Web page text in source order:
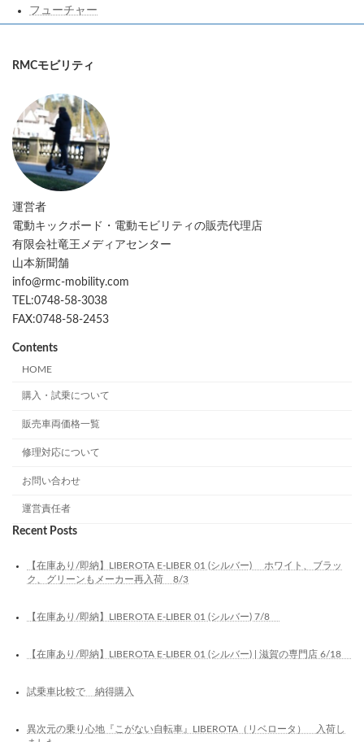
フューチャー
RMCモビリティ
運営者
電動キックボード・電動モビリティの販売代理店
有限会社竜王メディアセンター
山本新聞舗
info@rmc-mobility.com
TEL:0748-58-3038
FAX:0748-58-2453
Contents
HOME
購入・試乗について
販売車両価格一覧
修理対応について
お問い合わせ
運営責任者
Recent Posts
【在庫あり/即納】LIBEROTA E-LIBER 01 (シルバー) ホワイト、ブラッ
ク、グリーンもメーカー再入荷 8/3
【在庫あり/即納】LIBEROTA E-LIBER 01 (シルバー) 7/8
【在庫あり/即納】LIBEROTA E-LIBER 01 (シルバー) | 滋賀の専門店 6/18
試乗車比較で 納得購入
異次元の乗り心地『こがない自転車』LIBEROTA（リベロータ） 入荷し